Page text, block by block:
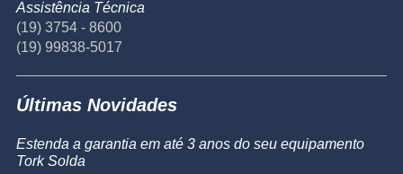
Assistência Técnica
(19) 3754 - 8600
(19) 99838-5017
Últimas Novidades
Estenda a garantia em até 3 anos do seu equipamento
Tork Solda